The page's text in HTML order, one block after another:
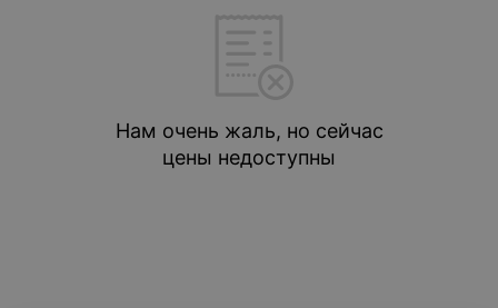
Нам очень жаль, но сейчас
цены недоступны